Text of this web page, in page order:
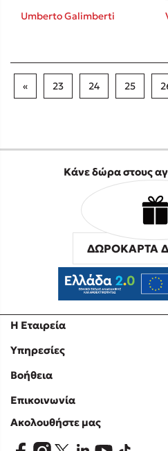
Umberto Galimberti
« 23 24 25
Η Εταιρεία
Υπηρεσίες
Βοήθεια
Επικοινωνία
Κάνε δώρα στους
ΔΩΡΟΚΑΡΤΑ
Ακολουθήστε μας